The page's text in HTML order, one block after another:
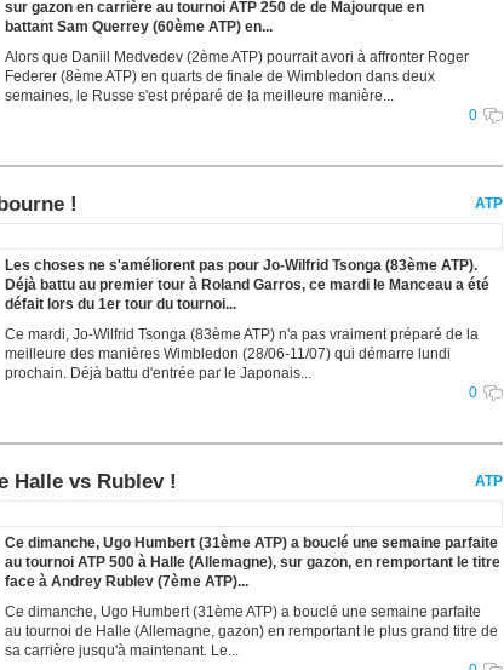
sur gazon en carrière au tournoi ATP 250 de de Majourque en
battant Sam Querrey (60ème ATP) en...
Alors que Daniil Medvedev (2ème ATP) pourrait avori à affronter Roger
Federer (8ème ATP) en quarts de finale de Wimbledon dans deux
semaines, le Russe s'est préparé de la meilleure manière...
0
!
ATP
Les choses ne s'améliorent pas pour Jo-Wilfrid Tsonga (83ème ATP).
Déjà battu au premier tour à Roland Garros, ce mardi le Manceau a été
défait lors du 1er tour du tournoi...
Ce mardi, Jo-Wilfrid Tsonga (83ème ATP) n'a pas vraiment préparé de la
meilleure des manières Wimbledon (28/06-11/07) qui démarre lundi
prochain. Déjà battu d'entrée par le Japonais...
0
Halle vs Rublev !
ATP
Ce dimanche, Ugo Humbert (31ème ATP) a bouclé une semaine parfaite
au tournoi ATP 500 à Halle (Allemagne), sur gazon, en remportant le titre
face à Andrey Rublev (7ème ATP)...
Ce dimanche, Ugo Humbert (31ème ATP) a bouclé une semaine parfaite
au tournoi de Halle (Allemagne, gazon) en remportant le plus grand titre de
sa carrière jusqu'à maintenant. Le...